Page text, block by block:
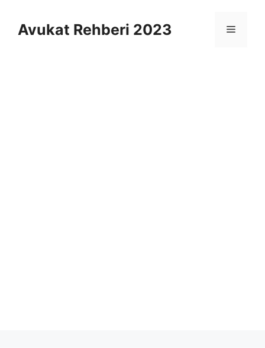
Avukat Rehberi 2023 Menü